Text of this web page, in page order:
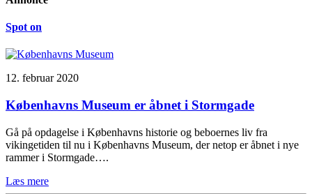
Spot on
12. februar 2020
Københavns Museum er åbnet i Stormgade
Gå på opdagelse i Københavns historie og beboernes liv fra
vikingetiden til nu i Københavns Museum, der netop er åbnet i nye
rammer i Stormgade….
Læs mere